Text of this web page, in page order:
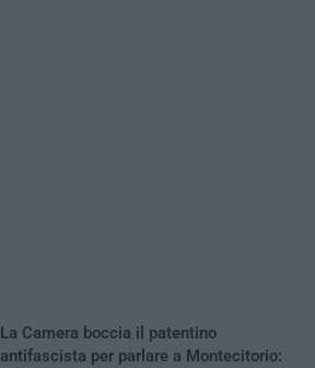
La Camera boccia il patentino
antifascista per parlare a Montecitorio: